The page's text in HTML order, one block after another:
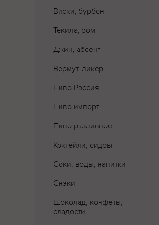
Виски, бурбон
Текила, ром
Джин, абсент
Вермут, ликер
Пиво Россия
Пиво импорт
Пиво разливное
Коктейли, сидры
Соки, воды, напитки
Снэки
Шоколад, конфеты,
сладости